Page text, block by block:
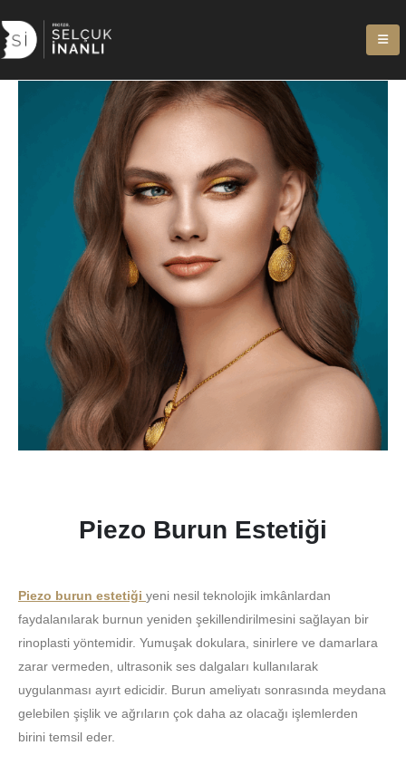
Piezo Burun Estetiği
Piezo burun estetiği yeni nesil teknolojik imkânlardan
faydalanılarak burnun yeniden şekillendirilmesini sağlayan bir
rinoplasti yöntemidir. Yumuşak dokulara, sinirlere ve damarlara
zarar vermeden, ultrasonik ses dalgaları kullanılarak
uygulanması ayırt edicidir. Burun ameliyatı sonrasında meydana
gelebilen şişlik ve ağrıların çok daha az olacağı işlemlerden
birini temsil eder.